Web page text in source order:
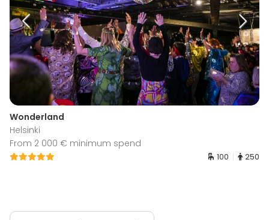
Wonderland
Helsinki
From 2 000 € minimum spend
100 250